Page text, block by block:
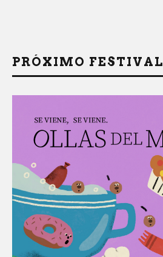
PRÓXIMO FESTIVAL